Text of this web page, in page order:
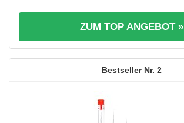
ZUM TOP ANGEBOT »
2